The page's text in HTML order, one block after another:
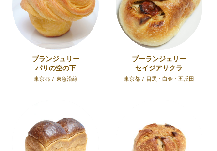
ブランジュリー
パリの空の下
東京都 / 東急沿線
ブーランジェリー
セイジアサクラ
東京都 / 目黒・白金・五反田